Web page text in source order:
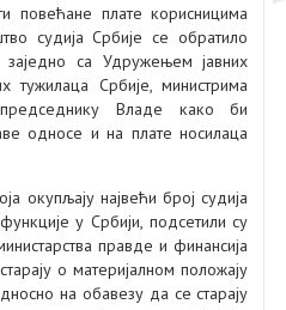
повећане плате корисницима
судија Србије се обратило
са Удружењем јавних
тужилаца Србије, министрима
Владе како би
односе и на плате носилаца
окупљају највећи број судија
у Србији, подсетили су
правде и финансија
о материјалном положају
на обавезу да се старају